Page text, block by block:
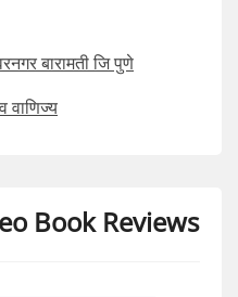
बारामती जि पुणे
वाणिज्य
Book Reviews